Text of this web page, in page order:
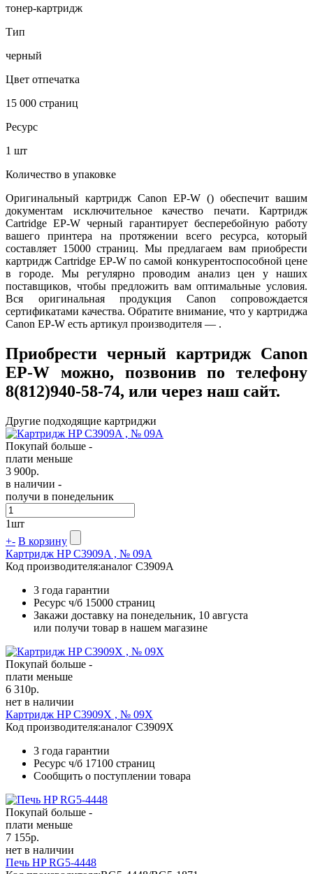
тонер-картридж
Тип
черный
Цвет отпечатка
15 000 страниц
Ресурс
1 шт
Количество в упаковке
Оригинальный картридж Canon EP-W () обеспечит вашим
документам исключительное качество печати. Картридж
Cartridge EP-W черный гарантирует бесперебойную работу
вашего принтера на протяжении всего ресурса, который
составляет 15000 страниц. Мы предлагаем вам приобрести
картридж Cartridge EP-W по самой конкурентоспособной цене
в городе. Мы регулярно проводим анализ цен у наших
поставщиков, чтобы предложить вам оптимальные условия.
Вся оригинальная продукция Canon сопровождается
сертификатами качества. Обратите внимание, что у картриджа
Canon EP-W есть артикул производителя — .
Приобрести черный картридж Canon
EP-W можно, позвонив по телефону
8(812)940-58-74, или через наш сайт.
Другие подходящие картриджи
Покупай больше -
плати меньше
3 900р.
в наличии -
получи в понедельник
1шт
+- В корзину
Картридж HP C3909A , № 09A
Код производителя:аналог C3909A
3 года гарантии
Ресурс ч/б 15000 страниц
Закажи доставку на понедельник, 10 августа
или получи товар в нашем магазине
Покупай больше -
плати меньше
6 310р.
нет в наличии
Картридж HP C3909X , № 09X
Код производителя:аналог C3909X
3 года гарантии
Ресурс ч/б 17100 страниц
Сообщить о поступлении товара
Покупай больше -
плати меньше
7 155р.
нет в наличии
Печь HP RG5-4448